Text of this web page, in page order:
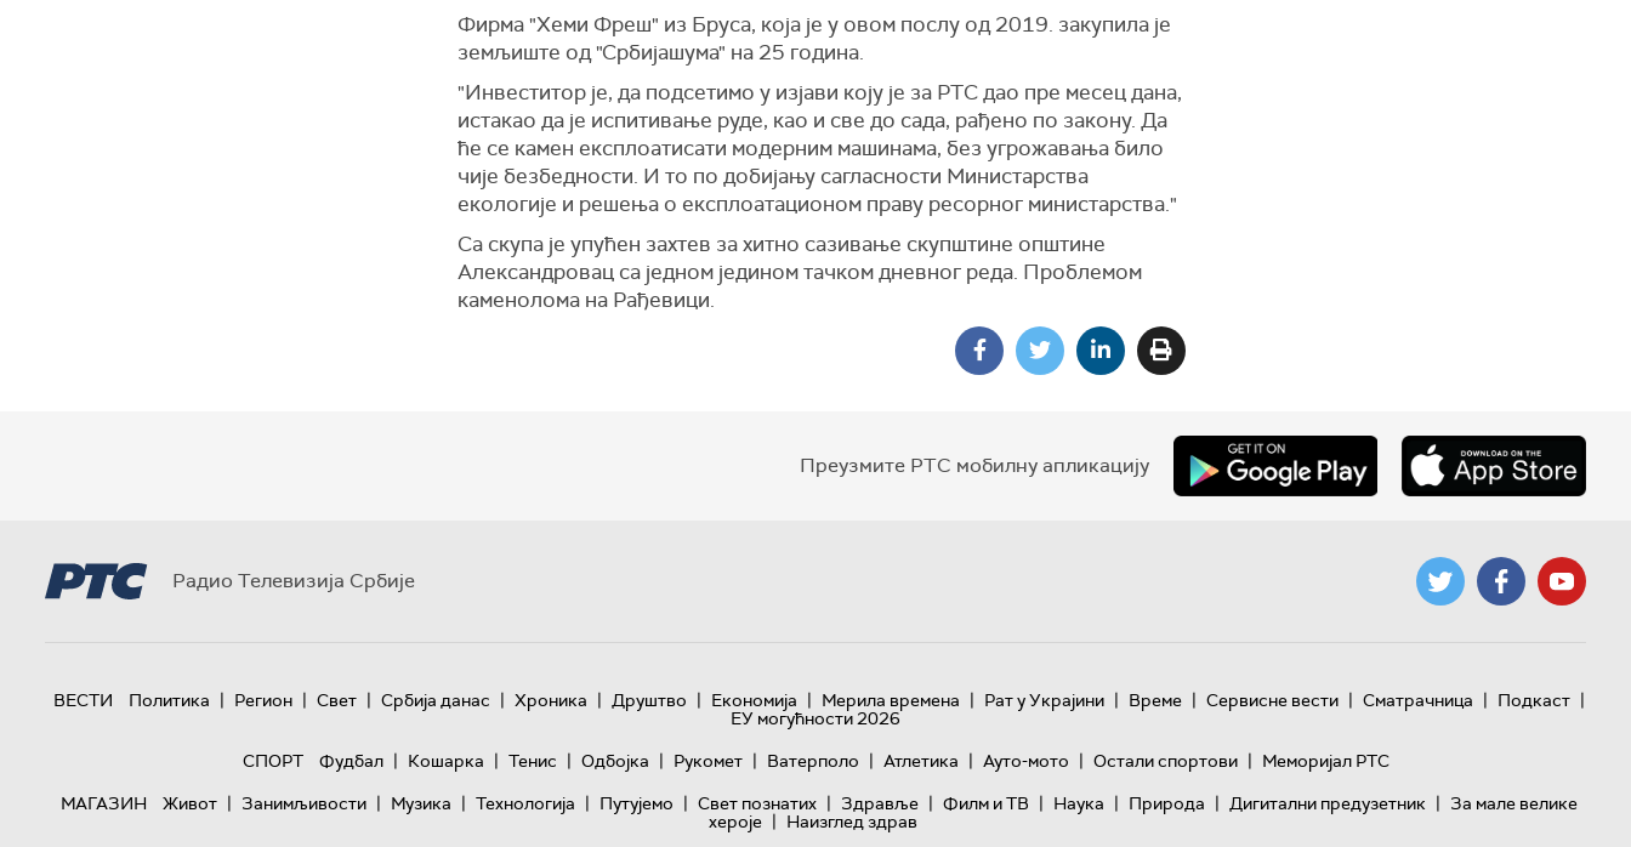
Фирма "Хеми Фреш" из Бруса, која је у овом послу од 2019. закупила је
земљиште од "Србијашума" на 25 година.
"Инвеститор је, да подсетимо у изјави коју је за РТС дао пре месец дана,
истакао да је испитивање руде, као и све до сада, рађено по закону. Да
ће се камен експлоатисати модерним машинама, без угрожавања било
чије безбедности. И то по добијању сагласности Министарства
екологије и решења о експлоатационом праву ресорног министарства."
Са скупа је упућен захтев за хитно сазивање скупштине општине
Александровац са једном једином тачком дневног реда. Проблемом
каменолома на Рађевици.
Преузмите РТС мобилну апликацију
Радио Телевизија Србије
ВЕСТИ Политика | Регион | Свет | Србија данас | Хроника | Друштво | Економија | Мерила времена | Рат у Украјини | Време | Сервисне вести | Сматрачница | Подкаст |
ЕУ могућности 2026
СПОРТ
Фудбал | Кошарка | Тенис | Одбојка | Рукомет | Ватерполо | Атлетика | Ауто-мото | Остали спортови | Меморијал РТС
МАГАЗИН
Живот | Занимљивости | Музика | Технологијa | Путујемо | Свет познатих | Здравље | Филм и ТВ | Наука | Природа | Дигитални предузетник | За мале велике
хероје | Наизглед здрав